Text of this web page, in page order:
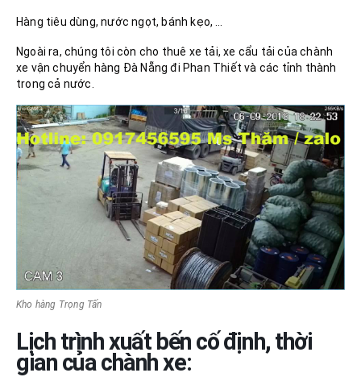
Hàng tiêu dùng, nước ngọt, bánh kẹo, …
Ngoài ra, chúng tôi còn cho thuê xe tải, xe cẩu tải của chành
xe vận chuyển hàng Đà Nẵng đi Phan Thiết và các tỉnh thành
trong cả nước.
Kho hàng Trọng Tấn
Lịch trình xuất bến cố định, thời
gian của chành xe: